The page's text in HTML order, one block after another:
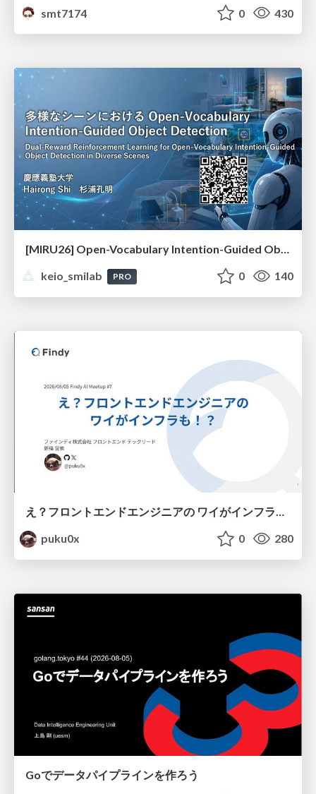
smt7174
0 430
[MIRU26] Open-Vocabulary Intention-Guided Object Detection in Diverse Scenes
keio_smilab
PRO 0 140
え？フロントエンドエンジニアの ワイがインフラも！？
puku0x
0 280
Goでデータパイプラインを作ろう